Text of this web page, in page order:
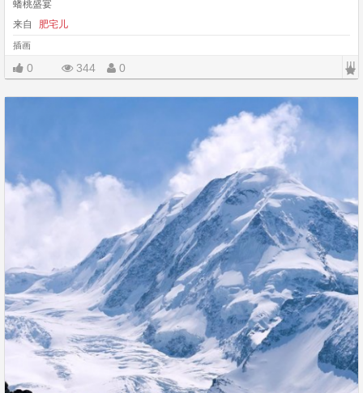
蟠桃盛宴
来自
肥宅儿
插画
0 344 0 |||